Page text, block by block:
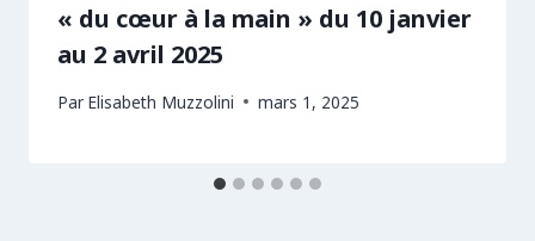
« du cœur à la main » du 10 janvier
au 2 avril 2025
Par Elisabeth Muzzolini mars 1, 2025